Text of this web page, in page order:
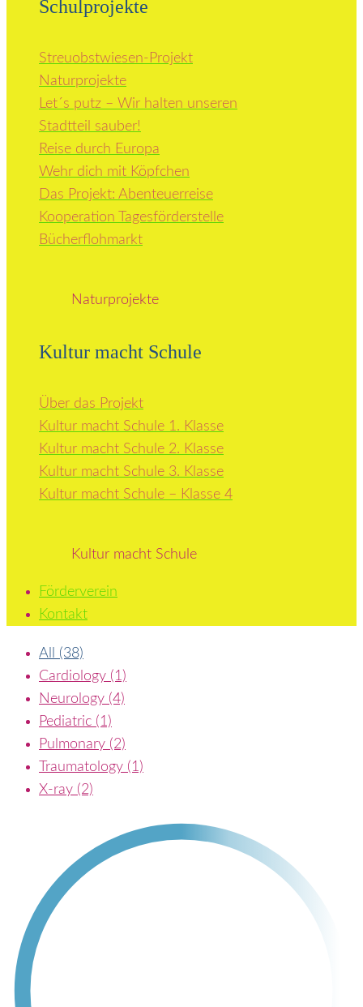
Schulprojekte
Streuobstwiesen-Projekt
Naturprojekte
Let´s putz – Wir halten unseren
Stadtteil sauber!
Reise durch Europa
Wehr dich mit Köpfchen
Das Projekt: Abenteuerreise
Kooperation Tagesförderstelle
Bücherflohmarkt
Naturprojekte
Kultur macht Schule
Über das Projekt
Kultur macht Schule 1. Klasse
Kultur macht Schule 2. Klasse
Kultur macht Schule 3. Klasse
Kultur macht Schule – Klasse 4
Kultur macht Schule
Förderverein
Kontakt
Gallery
All (38)
Cardiology (1)
Neurology (4)
Pediatric (1)
Pulmonary (2)
Traumatology (1)
X-ray (2)